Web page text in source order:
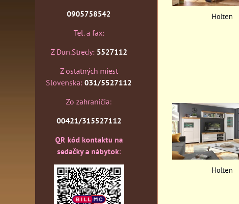
Holten
Holten
0905758542
Tel. a fax:
Z Dun.Stredy: 5527112
Z ostatných miest
Slovenska: 031/5527112
Zo zahraničia:
00421/315527112
QR kód kontaktu na
sedačky a nábytok: